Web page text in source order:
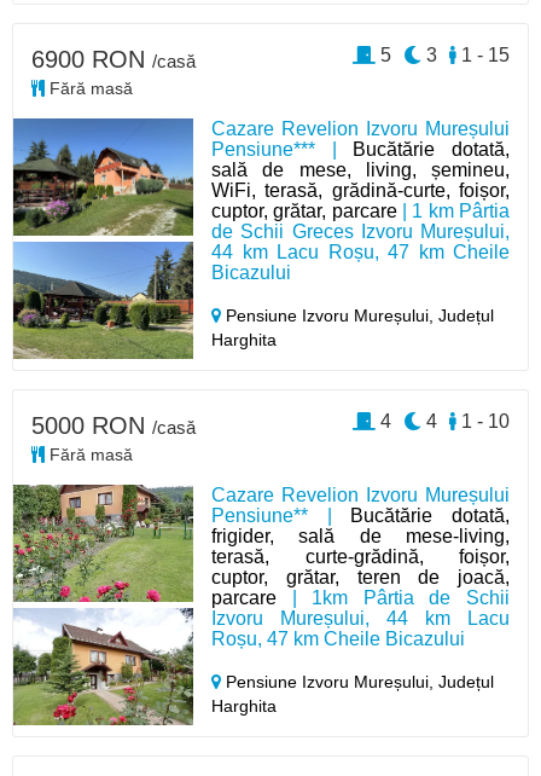
Cazare Revelion Izvoru Mureșului
Pensiune*** | Bucătărie dotată,
sală de mese, living, șemineu,
WiFi, terasă, grădină-curte, foișor,
cuptor, grătar, parcare| 1 km Pârtia
de Schii Greces Izvoru Mureșului,
44 km Lacu Roșu, 47 km Cheile
Bicazului
Pensiune Izvoru Mureșului,Județul
Harghita
6900 RON /casă
Fără masă
1 - 15
3
5
Cazare Revelion Izvoru Mureșului
Pensiune** | Bucătărie dotată,
frigider, sală de mese-living,
terasă, curte-grădină, foișor,
cuptor, grătar, teren de joacă,
parcare | 1km Pârtia de Schii
Izvoru Mureșului, 44 km Lacu
Roșu, 47 km Cheile Bicazului
Pensiune Izvoru Mureșului,Județul
Harghita
5000 RON /casă
Fără masă
1 - 10
4
4